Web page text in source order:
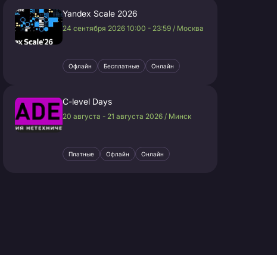
Yandex Scale 2026
24 сентября 2026 10:00 - 23:59 / Москва
Офлайн Бесплатные Онлайн
C-level Days
20 августа - 21 августа 2026 / Минск
Платные Офлайн Онлайн